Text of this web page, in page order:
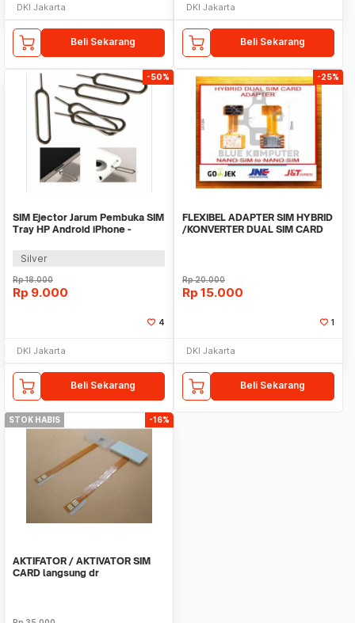
DKI Jakarta
Beli Sekarang
DKI Jakarta
Beli Sekarang
-50%
SIM Ejector Jarum Pembuka SIM
Tray HP Android iPhone -
Silver
Rp18.000
Rp 9.000
4
DKI Jakarta
Beli Sekarang
-25%
FLEXIBEL ADAPTER SIM HYBRID
/KONVERTER DUAL SIM CARD
Rp20.000
Rp 15.000
1
DKI Jakarta
Beli Sekarang
STOK HABIS -16%
AKTIFATOR / AKTIVATOR SIM
CARD langsung dr